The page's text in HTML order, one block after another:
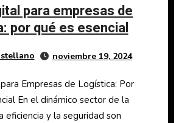
para empresas de
por qué es esencial
noviembre 19, 2024
En el dinámico sector de la
eficiencia y la seguridad son